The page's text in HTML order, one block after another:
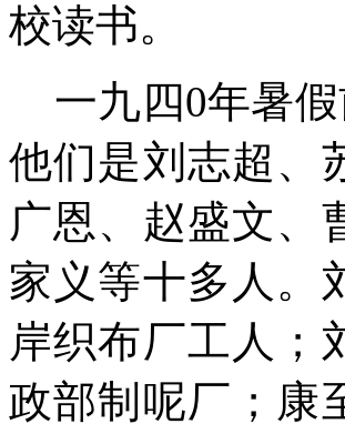
校读书。
一九四0年暑
他们是刘志超、
广恩、赵盛文、
家义等十多人。
岸织布厂工人；
政部制呢厂；康